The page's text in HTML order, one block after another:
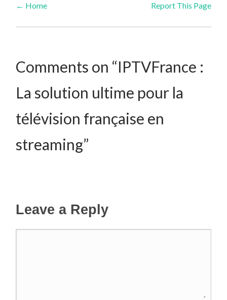
Post navigation
← Home Report This Page
Comments on “IPTVFrance :
La solution ultime pour la
télévision française en
streaming”
Leave a Reply